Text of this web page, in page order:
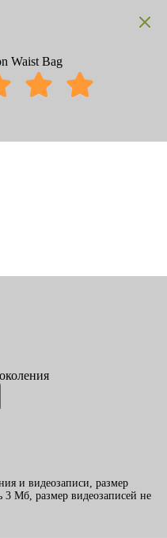
Waist Bag
и видеозаписи, размер
Mб, размер видеозаписей не